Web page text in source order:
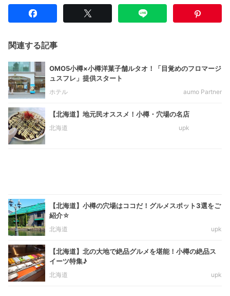
関連する記事
OMO5小樽×小樽洋菓子舗ルタオ！「目覚めのフロマージ
ュスフレ」提供スタート
ホテル aumo Partner
【北海道】地元民オススメ！小樽・穴場の名店
北海道 upk
【北海道】小樽の穴場はココだ！グルメスポット3選をご
紹介☆
北海道 upk
【北海道】北の大地で絶品グルメを堪能！小樽の絶品ス
イーツ特集♪
北海道 upk